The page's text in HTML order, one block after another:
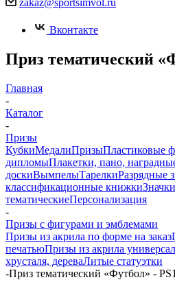
zakaz@sportsimvol.ru
Вконтакте
Приз тематический
Главная
-
Каталог
-
Призы
КубкиМедалиПризыПластиковые
дипломыПлакетки, пано,
доскиВымпелыТарелкиРазрядные
классификационные книжкиЗначки
тематическиеПерсонализация
-
Призы с фигурами и эмблемами
Призы из акрила по форме на заказ
печатьюПризы из акрила
хрусталя, дереваЛитые статуэтки
-Приз тематический «Футбол» -